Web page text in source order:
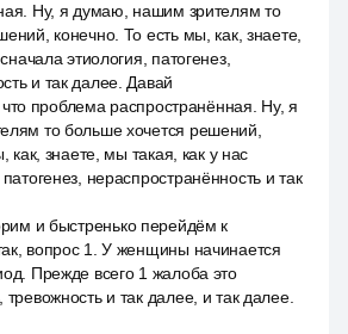
Ну, я думаю, нашим зрителям то
конечно. То есть мы, как, знаете,
этиология, патогенез,
и так далее. Давай
что проблема распространённая. Ну, я
то больше хочется решений,
как, знаете, мы такая, как у нас
нераспространённость и так
и быстренько перейдём к
вопрос 1. У женщины начинается
Прежде всего 1 жалоба это
тревожность и так далее, и так далее.